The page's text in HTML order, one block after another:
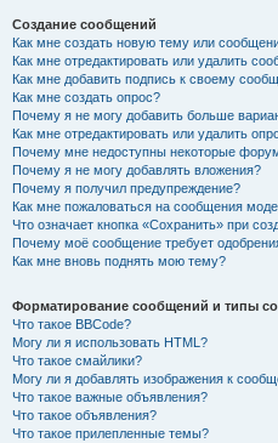
Создание сообщений
Как мне создать новую тему или
Как мне отредактировать или удалить
Как мне добавить подпись к своему
Как мне создать опрос?
Почему я не могу добавить больше
Как мне отредактировать или удалить
Почему мне недоступны некоторые
Почему я не могу добавлять вложения?
Почему я получил предупреждение?
Как мне пожаловаться на сообщения
Что означает кнопка «Сохранить» при
Почему моё сообщение требует
Как мне вновь поднять мою тему?
Форматирование сообщений и типы
Что такое BBCode?
Могу ли я использовать HTML?
Что такое смайлики?
Могу ли я добавлять изображения к
Что такое важные объявления?
Что такое объявления?
Что такое прилепленные темы?